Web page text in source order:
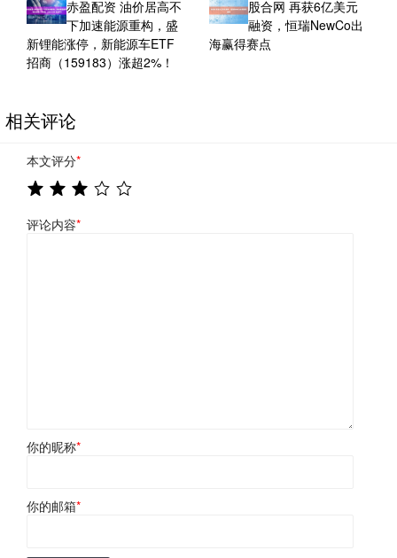
赤盈配资 油价居高不
下加速能源重构，盛
新锂能涨停，新能源车ETF
招商（159183）涨超2%！
股合网 再获6亿美元
融资，恒瑞NewCo出
海赢得赛点
相关评论
本文评分*
评论内容*
你的昵称*
你的邮箱*